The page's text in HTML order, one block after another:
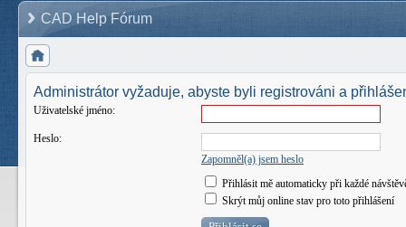
CAD Help Fórum
Administrátor vyžaduje, abyste byli registrováni a
Uživatelské jméno:
Heslo:
Zapomněl(a) jsem heslo
Přihlásit mě automaticky při každé
Skrýt můj online stav pro toto přihlášení